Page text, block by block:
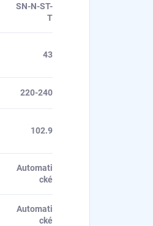
SN-N-ST-
T
43
220-240
102.9
Automati
cké
Automati
cké